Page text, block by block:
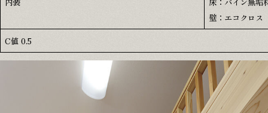
壁：エコクロス
C値 0.5